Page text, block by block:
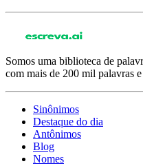
Somos uma biblioteca de
com mais de 200 mil palavras
Sinônimos
Destaque do dia
Antônimos
Blog
Nomes